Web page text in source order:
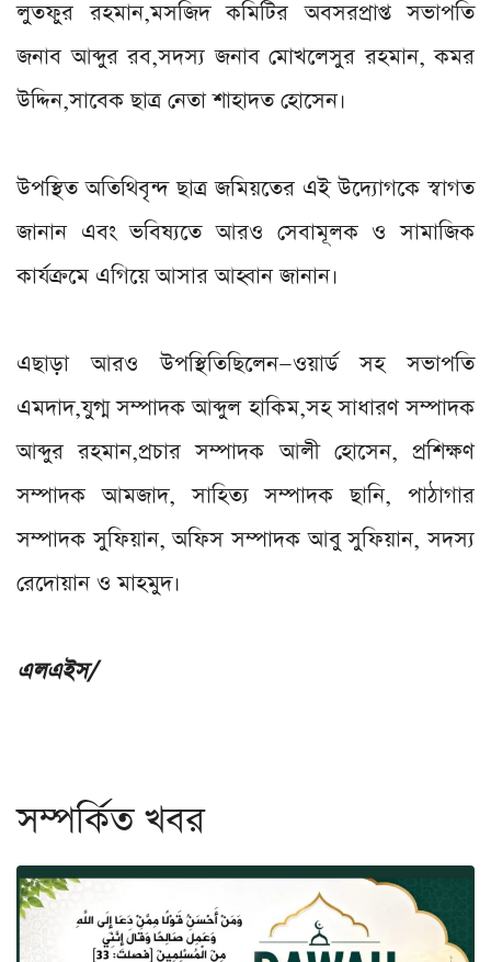
লুতফুর রহমান,মসজিদ কমিটির অবসরপ্রাপ্ত সভাপতি
জনাব আব্দুর রব,সদস্য জনাব মোখলেসুর রহমান, কমর
উদ্দিন,সাবেক ছাত্র নেতা শাহাদত হোসেন।
উপস্থিত অতিথিবৃন্দ ছাত্র জমিয়তের এই উদ্যোগকে স্বাগত
জানান এবং ভবিষ্যতে আরও সেবামূলক ও সামাজিক
কার্যক্রমে এগিয়ে আসার আহ্বান জানান।
এছাড়া আরও উপস্থিতিছিলেন—ওয়ার্ড সহ সভাপতি
এমদাদ,যুগ্ম সম্পাদক আব্দুল হাকিম,সহ সাধারণ সম্পাদক
আব্দুর রহমান,প্রচার সম্পাদক আলী হোসেন, প্রশিক্ষণ
সম্পাদক আমজাদ, সাহিত্য সম্পাদক ছানি, পাঠাগার
সম্পাদক সুফিয়ান, অফিস সম্পাদক আবু সুফিয়ান, সদস্য
রেদোয়ান ও মাহমুদ।
এলএইস/
সম্পর্কিত খবর